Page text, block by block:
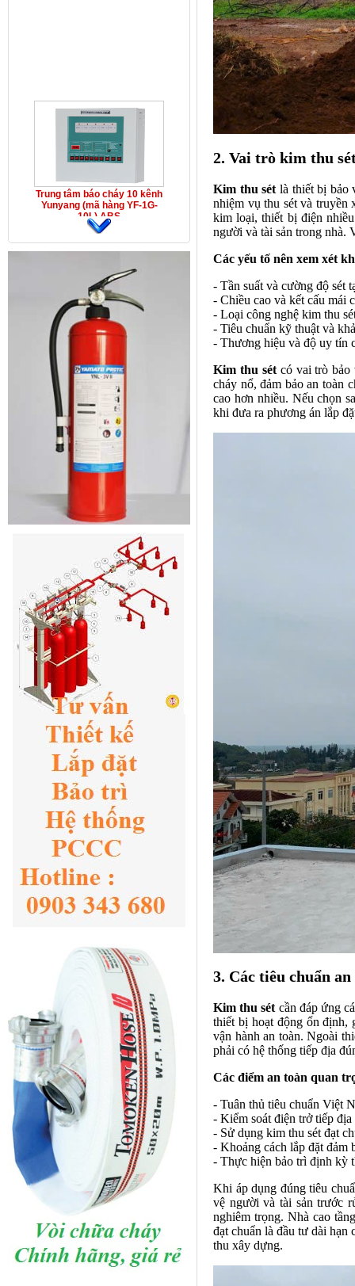
Trung tâm báo cháy 10 kênh
Yunyang (mã hàng YF-1G-
10L) ABS
2. Vai trò kim thu
Kim thu sét là thiết bị bảo
nhiệm vụ thu sét và truyền
kim loại, thiết bị điện
người và tài sản trong nhà.
Các yếu tố nên xem xét
- Tần suất và cường độ sét
- Chiều cao và kết cấu mái
- Loại công nghệ kim thu
- Tiêu chuẩn kỹ thuật và
- Thương hiệu và độ uy tín
Kim thu sétcó vai trò bảo
cháy nổ, đảm bảo an toàn
cao hơn nhiều. Nếu chọn
khi đưa ra phương án lắp
3. Các tiêu chuẩn
Kim thu sét cần đáp ứng
thiết bị hoạt động ổn định,
vận hành an toàn. Ngoài
phải có hệ thống tiếp địa
Các điểm an toàn quan
- Tuân thủ tiêu chuẩn Việt
- Kiểm soát điện trở tiếp
- Sử dụng kim thu sét đạt
- Khoảng cách lắp đặt đảm
- Thực hiện bảo trì định kỳ
Khi áp dụng đúng tiêu
vệ người và tài sản trước
nghiêm trọng. Nhà cao
đạt chuẩn là đầu tư dài hạn
thu xây dựng.